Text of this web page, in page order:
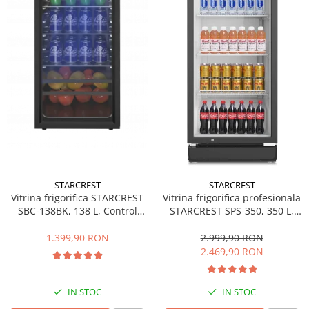
Cuptoare cu microunde
Cuptoare cu microunde
Hote de bucatarie
Incorporabile
Aparate frigorifice incorporabile
Plite incorporabile
Masini spalat vase
Plite standard
Vitrine frigorifice
STARCREST
Vitrina frigorifica STARCREST
SBC-138BK, 138 L, Control
cm, Negru
1.399,90 RON
IN STOC
STARCREST
Vitrina frigorifica profesionala
STARCREST SPS-350, 350 L,
LED, H 194.5 cm, Negru
2.999,90 RON
2.469,90 RON
IN STOC